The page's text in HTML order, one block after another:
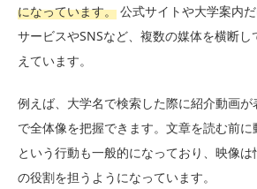
になっています。 公式サイトや大学案内
サービスやSNSなど、複数の媒体を横断
えています。
例えば、大学名で検索した際に紹介動画
で全体像を把握できます。文章を読む前
という行動も一般的になっており、映像
の役割を担うようになっています。